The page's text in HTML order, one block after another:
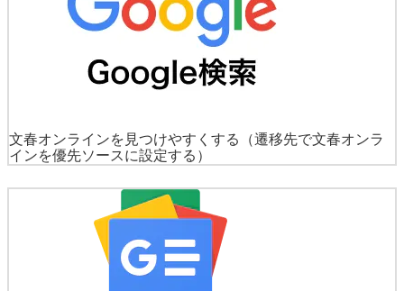
文春オンラインを見つけやすくする
（遷移先で文春オンラ
インを優先ソースに設定する）